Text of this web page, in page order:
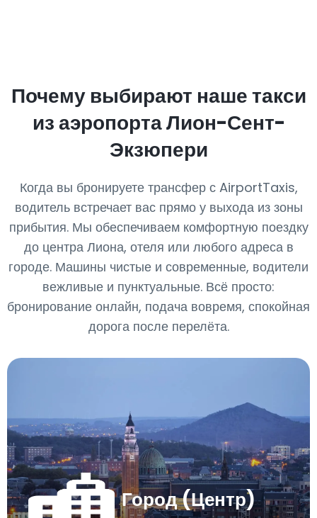
Почему выбирают наше такси
из аэропорта Лион-Сент-
Экзюпери
Когда вы бронируете трансфер с AirportTaxis,
водитель встречает вас прямо у выхода из зоны
прибытия. Мы обеспечиваем комфортную поездку
до центра Лиона, отеля или любого адреса в
городе. Машины чистые и современные, водители
вежливые и пунктуальные. Всё просто:
бронирование онлайн, подача вовремя, спокойная
дорога после перелёта.
Город (Центр)